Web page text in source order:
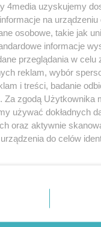
Patronat
serwisu i ogłoszeń
konkursów
Polityka
danych
się do
ludzi najlepiej
Zapisz się »
4media uzyskujemy
na urządzeniu
osobowe, takie jak
informacje
przeglądania w celu
reklam, wybór
i treści, badanie
Za zgodą Użytkownika
używać dokładnych
oraz aktywnie
do celów
klikając przycisk
lewym dolnym rogu